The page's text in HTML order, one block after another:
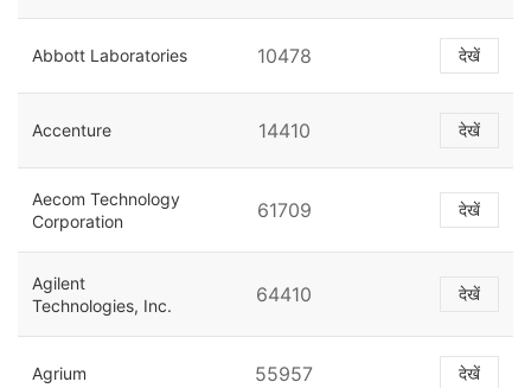
Abbott Laboratories 10478 देखें
Accenture 14410 देखें
Aecom Technology
Corporation
61709 देखें
Agilent
Technologies, Inc.
64410 देखें
Agrium 55957 देखें